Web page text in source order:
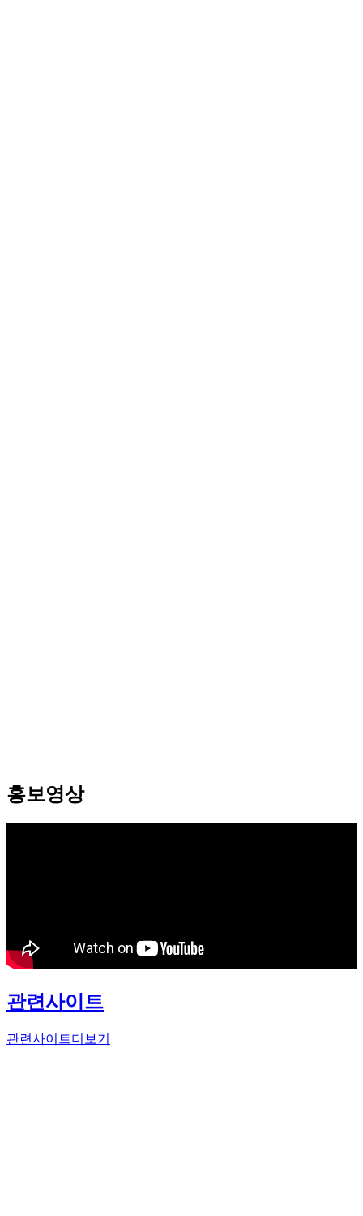
홍보영상
관련사이트
관련사이트더보기